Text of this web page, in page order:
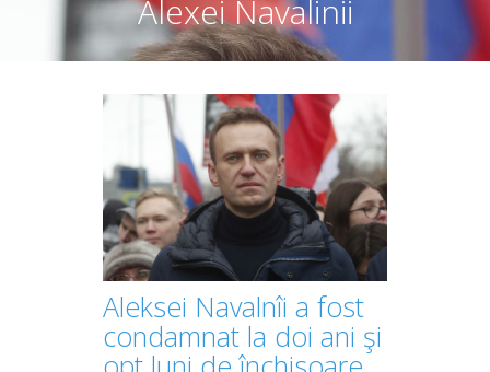
Alexei Navalinii
Aleksei Navalnîi a fost
condamnat la doi ani şi